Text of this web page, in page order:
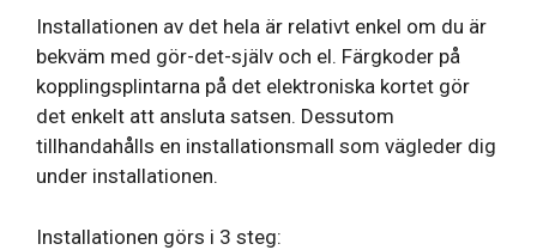
Installationen av det hela är relativt enkel om du är
bekväm med gör-det-själv och el. Färgkoder på
kopplingsplintarna på det elektroniska kortet gör
det enkelt att ansluta satsen. Dessutom
tillhandahålls en installationsmall som vägleder dig
under installationen.
Installationen görs i 3 steg: